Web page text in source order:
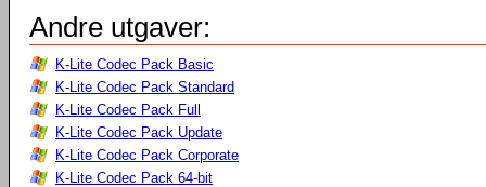
Andre utgaver:
K-Lite Codec Pack Basic
K-Lite Codec Pack Standard
K-Lite Codec Pack Full
K-Lite Codec Pack Update
K-Lite Codec Pack Corporate
K-Lite Codec Pack 64-bit